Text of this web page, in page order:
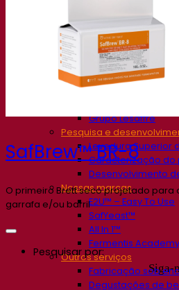
Nossa empresa
Sobre nós
Especialista em
O Campus Fermentis
Uma equipe
Grupo Lesaffre
Pesquisa e
Levedura Superior
Caracterização do
Desenvolvimento
Nossas marcas
E2U™ – Easy To Use
SafYeast™
All In 1™
Fermentis
Outros serviços
Fabricação sob
Degustações de
SafBrew™ BR-8
O primeiro Brett seco projetado
garrafa e/ou barril
Siga-
Pesquisar por: